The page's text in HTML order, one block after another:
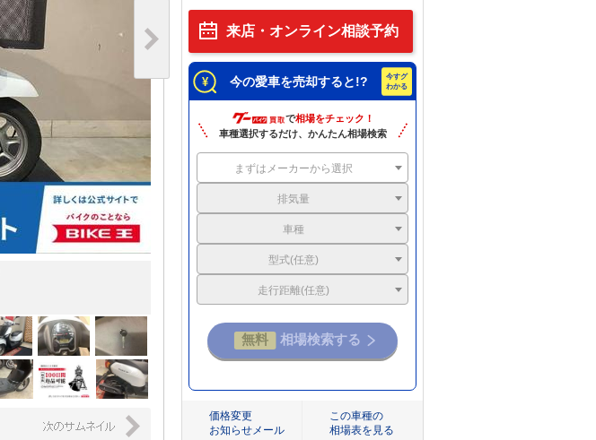
来店・オンライン相談予約
今の愛車を売却すると!?
で相場をチェック！
車種選択するだけ、かんたん相場検索
まずはメーカーから選択
排気量
車種
型式(任意)
走行距離(任意)
価格変更
お知らせメール
この車種の
相場表を見る